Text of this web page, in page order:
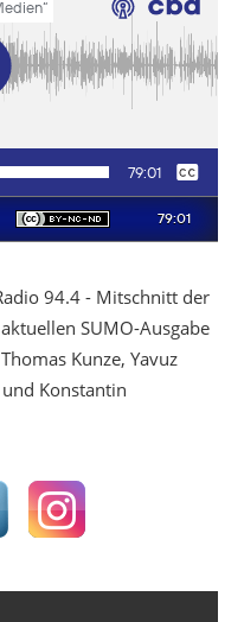
94.4 - Mitschnitt der
SUMO-Ausgabe
Kunze, Yavuz
Konstantin